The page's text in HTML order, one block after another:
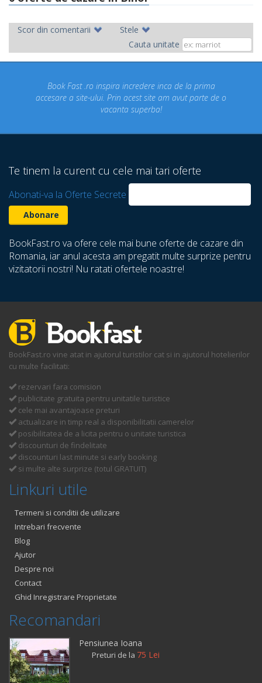
Scor din comentarii
Stele
Cauta unitate
Fast .ro inspira incredere inca de la prima
a site-ului. Prin acest site am avut parte de o
vacanta superba!
Te tinem la curent cu cele mai tari oferte
Abonati-va la Oferte Secrete
BookFast.ro va ofere cele mai bune oferte de cazare din
Romania, iar anul acesta am pregatit multe surprize pentru
vizitatorii nostri! Nu ratati ofertele noastre!
BookFast.ro vine atat in ajutorul turistilor cat si in ajutorul hotelierilor
cu multe facilitati:
rezervari fara comision
publicitate gratuita pentru unitatile turistice
cele mai avantajoase preturi
actualizare in timp real a disponibilitatii camerelor
posibilitatea de a licita pentru o unitate turistica
discounturi de findelitate
discounturi last minute si early booking
si multe alte surprize (totul GRATUIT)
Linkuri utile
Termeni si conditii de utilizare
Intrebari frecvente
Blog
Ajutor
Despre noi
Contact
Ghid Inregistrare Proprietate
Recomandari
Pensiunea Ioana
Preturi de la 75 Lei